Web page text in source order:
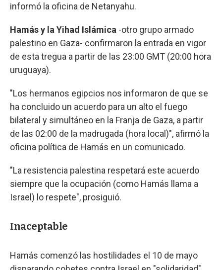
informó la oficina de Netanyahu.
Hamás y la Yihad Islámica -otro grupo armado
palestino en Gaza- confirmaron la entrada en vigor
de esta tregua a partir de las 23:00 GMT (20:00 hora
uruguaya).
"Los hermanos egipcios nos informaron de que se
ha concluido un acuerdo para un alto el fuego
bilateral y simultáneo en la Franja de Gaza, a partir
de las 02:00 de la madrugada (hora local)", afirmó la
oficina política de Hamás en un comunicado.
"La resistencia palestina respetará este acuerdo
siempre que la ocupación (como Hamás llama a
Israel) lo respete", prosiguió.
Inaceptable
Hamás comenzó las hostilidades el 10 de mayo